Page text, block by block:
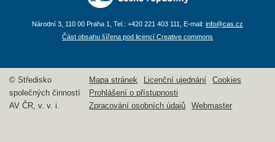
Národní 3, 110 00 Praha 1, Tel.: +420 221 403 111, E-mail: info@cas.cz
Část obsahu šířena pod licencí Creative commons
© Středisko
společných činností
AV ČR, v. v. i.
Mapa stránek Licenční ujednání
Cookies
Prohlášení o přístupnosti
Zpracování osobních údajů
Webmaster